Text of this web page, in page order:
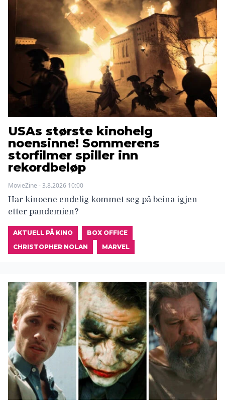
USAs største kinohelg
noensinne! Sommerens
storfilmer spiller inn
rekordbeløp
MovieZine - 3.8.2026 10:00
Har kinoene endelig kommet seg på beina igjen
etter pandemien?
AKTUELL PÅ KINO
BOX OFFICE
CHRISTOPHER NOLAN
MARVEL